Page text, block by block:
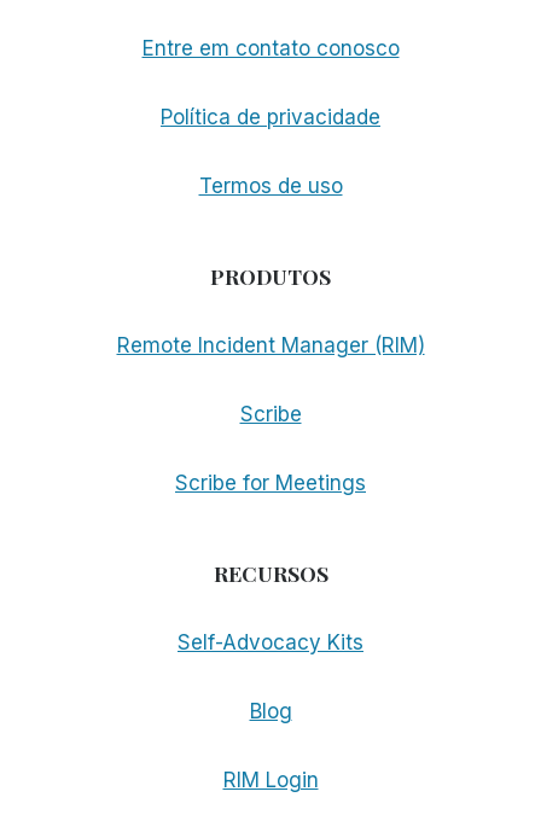
Entre em contato conosco
Política de privacidade
Termos de uso
PRODUTOS
Remote Incident Manager (RIM)
Scribe
Scribe for Meetings
RECURSOS
Self-Advocacy Kits
Blog
RIM Login